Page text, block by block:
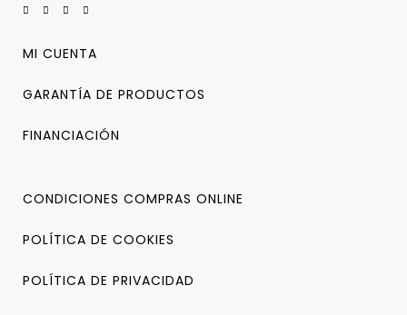
MI CUENTA
GARANTÍA DE PRODUCTOS
FINANCIACIÓN
CONDICIONES COMPRAS ONLINE
POLÍTICA DE COOKIES
POLÍTICA DE PRIVACIDAD